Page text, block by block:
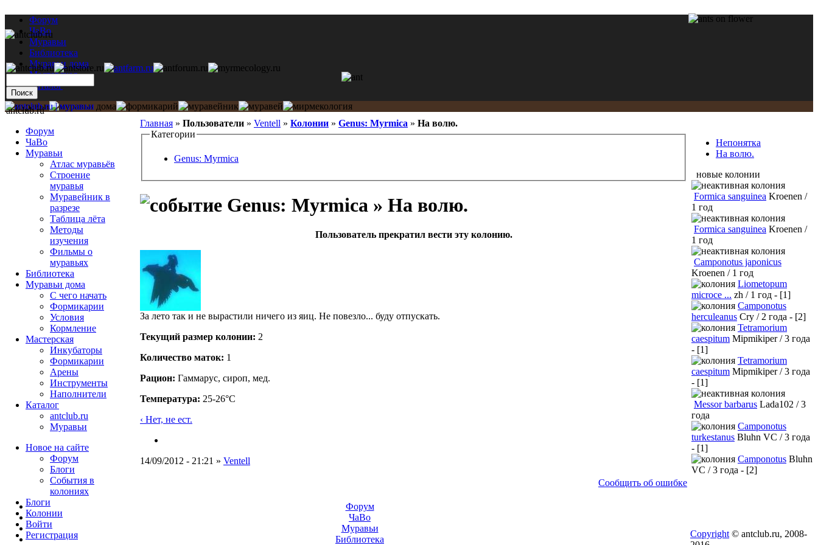
Форум
ЧаВо
Муравьи
Библиотека
Муравьи дома
Мастерская
Каталог
Главная » Пользователи » Ventell » Колонии » Genus: Myrmica » На волю.
Категории
Genus: Myrmica
Genus: Myrmica » На волю.
Пользователь прекратил вести эту колонию.
За лето так и не вырастили ничего из яиц. Не повезло... буду отпускать.
Текущий размер кoлонии: 2
Количество маток: 1
Рацион: Гаммарус, сироп, мед.
Температура: 25-26°C
‹ Нет, не ест.
14/09/2012 - 21:21 » Ventell
Сообщить об ошибке
antclub.ru
Форум
ЧаВо
Муравьи
Атлас муравьёв
Строение
муравья
Муравейник в
разрезе
Таблица лёта
Методы
изучения
Фильмы о
муравьях
Библиотека
Муравьи дома
С чего начать
Формикарии
Условия
Кормление
Мастерская
Инкубаторы
Формикарии
Арены
Инструменты
Наполнители
Каталог
antclub.ru
Муравьи
Новое на сайте
Форум
Блоги
События в
колониях
Блоги
Колонии
Войти
Peгиcтpaция
Непонятка
На волю.
новые колонии
Formica sanguinea Kroenen /
1 год
Formica sanguinea Kroenen /
1 год
Camponotus japonicus
Kroenen / 1 год
Liometopum
microce ... zh / 1 год - [1]
Camponotus
herculeanus Cry / 2 года - [2]
Tetramorium
caespitum Mipmikiper / 3 года
- [1]
Tetramorium
caespitum Mipmikiper / 3 года
- [1]
Messor barbarus Lada102 / 3
года
Camponotus
turkestanus Bluhn VC / 3 года
- [1]
Camponotus Bluhn
VC / 3 года - [2]
Форум
ЧаВо
Муравьи
Библиотека
Copyright © antclub.ru, 2008-